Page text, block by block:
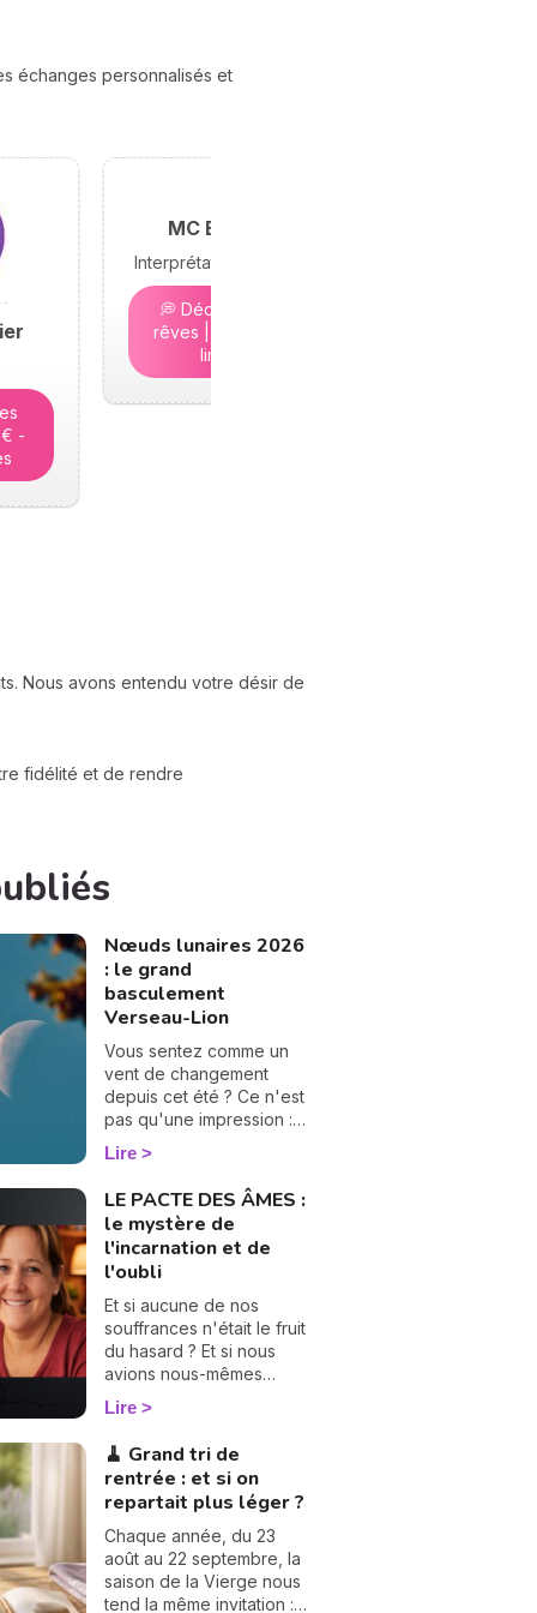
échanges personnalisés et
-
MC Bramond
Interprétation des rêves
💭 Décryptez vos
rêves | 5€ - Places
limitées
Nous avons entendu votre désir de
fidélité et de rendre
Nœuds lunaires 2026
: le grand
basculement
Verseau-Lion
Vous sentez comme un
vent de changement
depuis cet été ? Ce n'est
pas qu'une impression :
fin juillet 2026, le ciel a
discrètement tourné une
grande page. Les nœuds
lunaires ont changé d'axe
! Le nœud nord quitte les
Poissons pour s'installer
en Verseau, pendant que
le nœud sud passe de la
Vierge au Lion. Rassurez-
vous, pas besoin d'être
astrologue pour le
basculement, qui n'arrive
environ, vient rebattre en
douceur les cartes de
votre chemin de vie. Et
croyez-moi, vous allez
adorer la suite. 💫
Lire
LE PACTE DES ÂMES :
le mystère de
l'incarnation et de
l'oubli
Et si aucune de nos
souffrances n'était le fruit
du hasard ? Et si nous
avions nous-mêmes
choisi nos parents, nos
épreuves et nos plus
grandes déchirures, bien
avant notre premier
souffle ? C'est le
vertigineux mystère du «
Pacte des Âmes » que
nous explore Vanesa
Vidente, voyante,
tarologue et médium
Lire
🧹 Grand tri de
rentrée : et si on
repartait plus léger ?
Chaque année, du 23
août au 22 septembre, la
saison de la Vierge nous
tend la même invitation :